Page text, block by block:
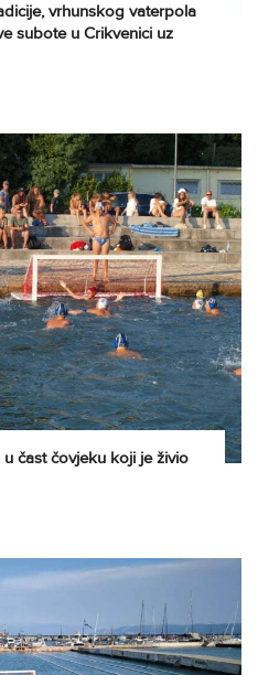
vrhunskog vaterpola
subote u Crikvenici uz
čast čovjeku koji je živio